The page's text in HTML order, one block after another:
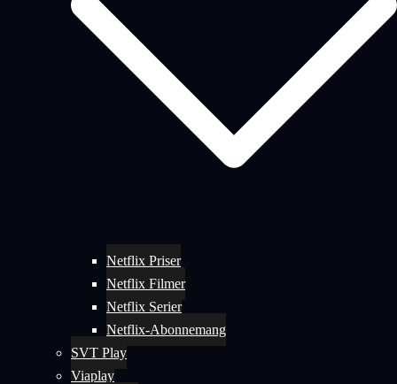
Netflix Priser
Netflix Filmer
Netflix Serier
Netflix-Abonnemang
SVT Play
Viaplay